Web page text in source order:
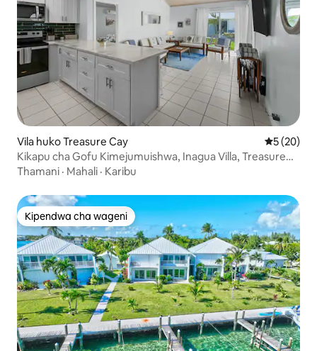
Vila huko Treasure Cay Ukadiriaji
5 (20)
Kikapu cha Gofu Kimejumuishwa, Inagua Villa, Treasure
Cay
Thamani · Mahali · Karibu
Kipendwa cha wageni
Kipendwa cha wageni